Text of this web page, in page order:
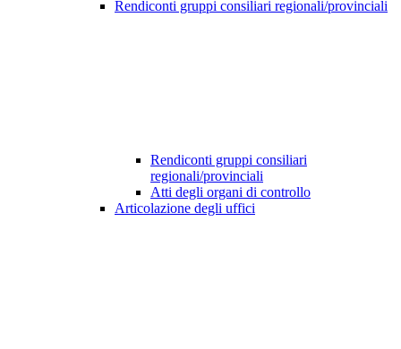
Rendiconti gruppi consiliari regionali/provinciali
Rendiconti gruppi consiliari
regionali/provinciali
Atti degli organi di controllo
Articolazione degli uffici